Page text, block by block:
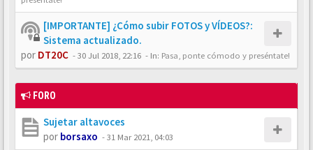
[IMPORTANTE] ¿Cómo subir FOTOS y VÍDEOS?:
Sistema actualizado.
por DT20C -30 Jul 2018, 22:16 - In: Pasa, ponte cómodo y preséntate!
FORO
Sujetar altavoces
por borsaxo -31 Mar 2021, 04:03